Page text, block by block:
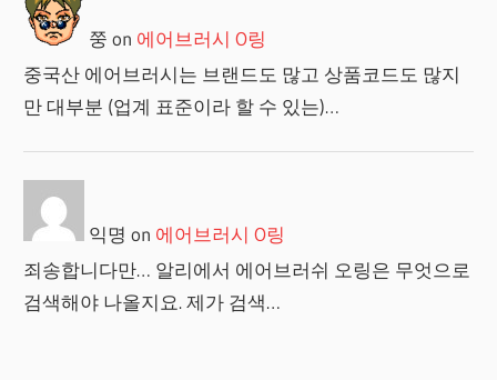
쭝 on 에어브러시 O링
중국산 에어브러시는 브랜드도 많고 상품코드도 많지
만 대부분 (업계 표준이라 할 수 있는)…
익명 on 에어브러시 O링
죄송합니다만… 알리에서 에어브러쉬 오링은 무엇으로
검색해야 나올지요. 제가 검색…